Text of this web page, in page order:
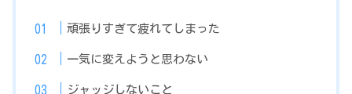
頑張りすぎて疲れてしまった
一気に変えようと思わない
ジャッジしないこと